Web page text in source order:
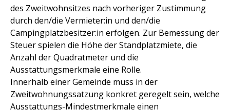
des Zweitwohnsitzes nach vorheriger Zustimmung
durch den/die Vermieter:in und den/die
Campingplatzbesitzer:in erfolgen. Zur Bemessung der
Steuer spielen die Höhe der Standplatzmiete, die
Anzahl der Quadratmeter und die
Ausstattungsmerkmale eine Rolle.
Innerhalb einer Gemeinde muss in der
Zweitwohnungssatzung konkret geregelt sein, welche
Ausstattungs-Mindestmerkmale einen